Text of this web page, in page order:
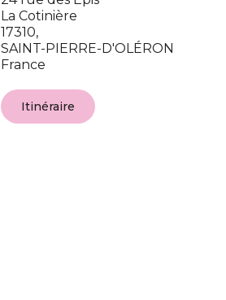
La Cotinière
17310,
SAINT-PIERRE-D'OLÉRON
France
Itinéraire